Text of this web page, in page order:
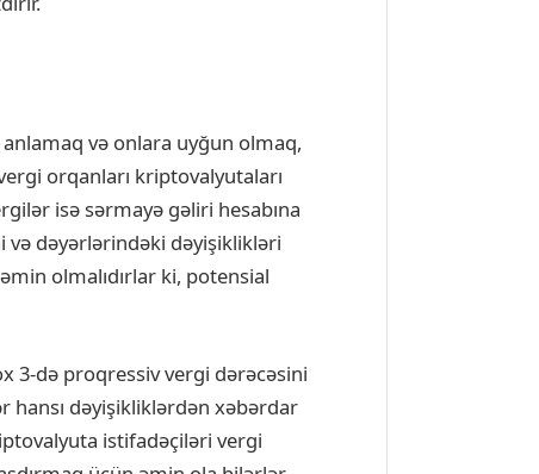
və onlara uyğun olmaq,
orqanları kriptovalyutaları
isə sərmayə gəliri hesabına
və dəyərlərindəki dəyişiklikləri
olmalıdırlar ki, potensial
3-də proqressiv vergi dərəcəsini
hansı dəyişikliklərdən xəbərdar
istifadəçiləri vergi